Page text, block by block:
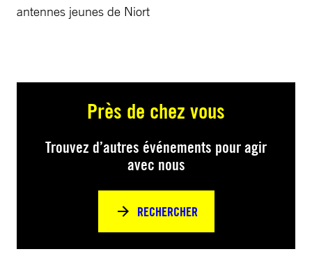
antennes jeunes de Niort
Près de chez vous
Trouvez d’autres événements pour agir
avec nous
RECHERCHER